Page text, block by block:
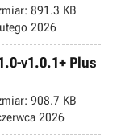
891.3 KB
2026
v1.0.1+ Plus
908.7 KB
2026